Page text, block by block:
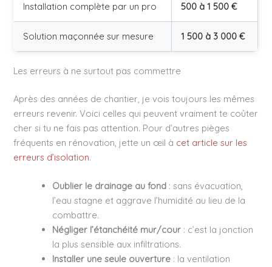
Installation complète par un pro 500 à 1 500 €
Solution maçonnée sur mesure 1 500 à 3 000 €
Les erreurs à ne surtout pas commettre
Après des années de chantier, je vois toujours les mêmes
erreurs revenir. Voici celles qui peuvent vraiment te coûter
cher si tu ne fais pas attention. Pour d’autres pièges
fréquents en rénovation, jette un œil à cet article sur les
erreurs d’isolation.
Oublier le drainage au fond : sans évacuation,
l’eau stagne et aggrave l’humidité au lieu de la
combattre.
Négliger l’étanchéité mur/cour : c’est la jonction
la plus sensible aux infiltrations.
Installer une seule ouverture : la ventilation